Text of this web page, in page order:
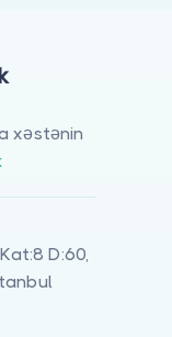
xəstənin
D:60,